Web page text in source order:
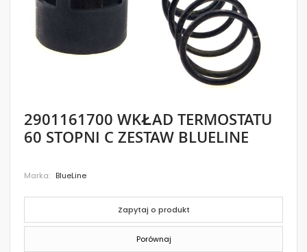
Skip
to
the
images
2901161700 WKŁAD TERMOSTATU
60 STOPNI C ZESTAW BLUELINE
Marka BlueLine
Zapytaj o produkt
Porównaj